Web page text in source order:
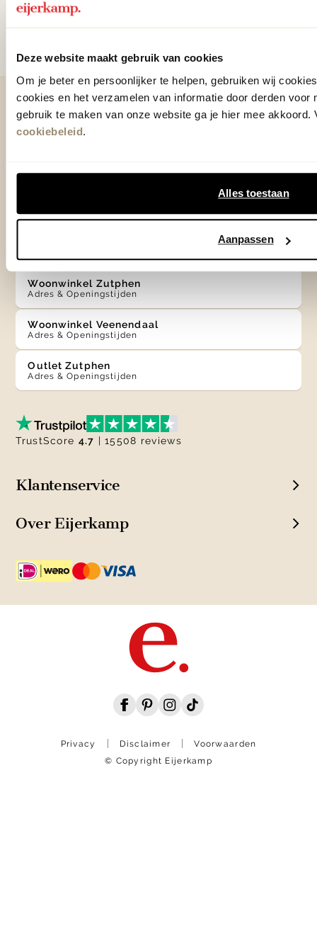
Deze website maakt gebruik van cookies
Om je beter en persoonlijker te helpen, gebruiken wij
cookies en het verzamelen van informatie door derden voor
gebruik te maken van onze website ga je hier mee akkoord.
cookiebeleid.
Alles toestaan
Aanpassen
Contact
+31 575 583 388
Woonwinkel Zutphen
Adres & Openingstijden
Woonwinkel Veenendaal
Adres & Openingstijden
Outlet Zutphen
Adres & Openingstijden
Klantenservice
Over Eijerkamp
TrustScore 4.7 | 15508 reviews
Privacy Disclaimer
Voorwaarden
© Copyright Eijerkamp